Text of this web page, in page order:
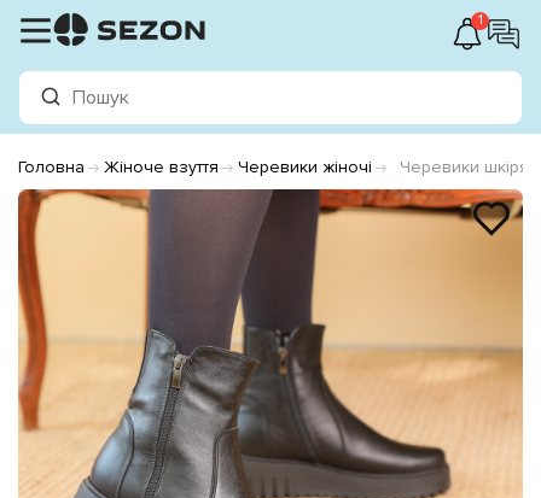
1
Головна Жіноче взуття Черевики жіночі Черевики